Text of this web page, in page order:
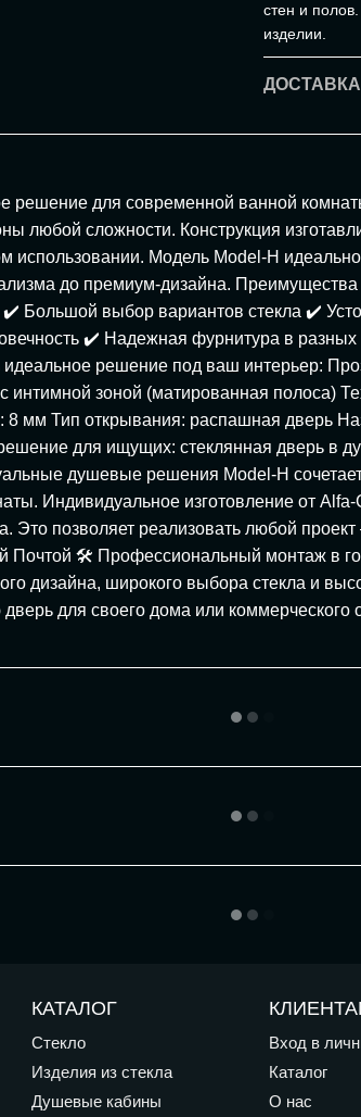
стен и
изделии.
ДОСТАВКА
решение для современной ванной
любой сложности. Конструкция
использовании. Модель Model-H
до премиум-дизайна.
Большой выбор вариантов стекла ✔️
✔️ Надежная фурнитура в
идеальное решение под ваш интерьер:
зоной (матированная полоса)
8 мм Тип открывания: распашная дверь
для ищущих: стеклянная дверь
душевые решения Model-H сочетает
Индивидуальное изготовление от
позволяет реализовать любой
Почтой 🛠 Профессиональный монтаж в
дизайна, широкого выбора стекла и
для своего дома или коммерческого
КАТАЛОГ
Стекло
Изделия из стекла
Душевые кабины
Вход в
Каталог
О нас